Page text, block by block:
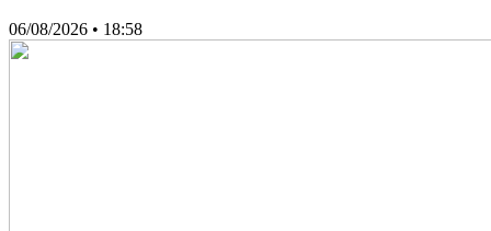
06/08/2026 • 18:58